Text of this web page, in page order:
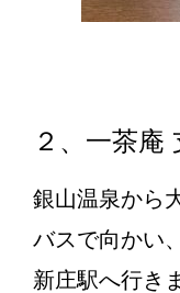
２、一茶庵
銀山温泉から
バスで向かい
新庄駅へ行き